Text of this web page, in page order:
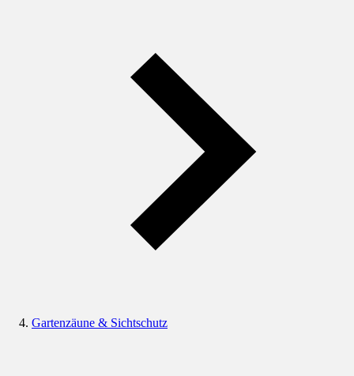
Gartenzäune & Sichtschutz